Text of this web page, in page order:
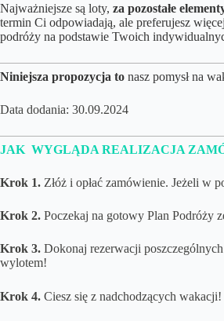
Najważniejsze są loty, za pozostałe
termin Ci odpowiadają, ale preferujesz
podróży na podstawie Twoich
Niniejsza propozycja to nasz pomysł na
Data dodania: 30.09.2024
JAK WYGLĄDA REALIZACJA
Krok 1. Złóż i opłać zamówienie. Jeżeli w
Krok 2. Poczekaj na gotowy Plan Podróży
Krok 3. Dokonaj rezerwacji
wylotem!
Krok 4. Ciesz się z nadchodzących